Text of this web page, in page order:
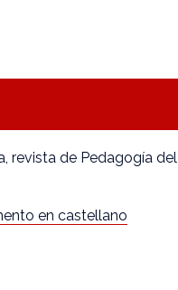
revista de Pedagogía
en castellano